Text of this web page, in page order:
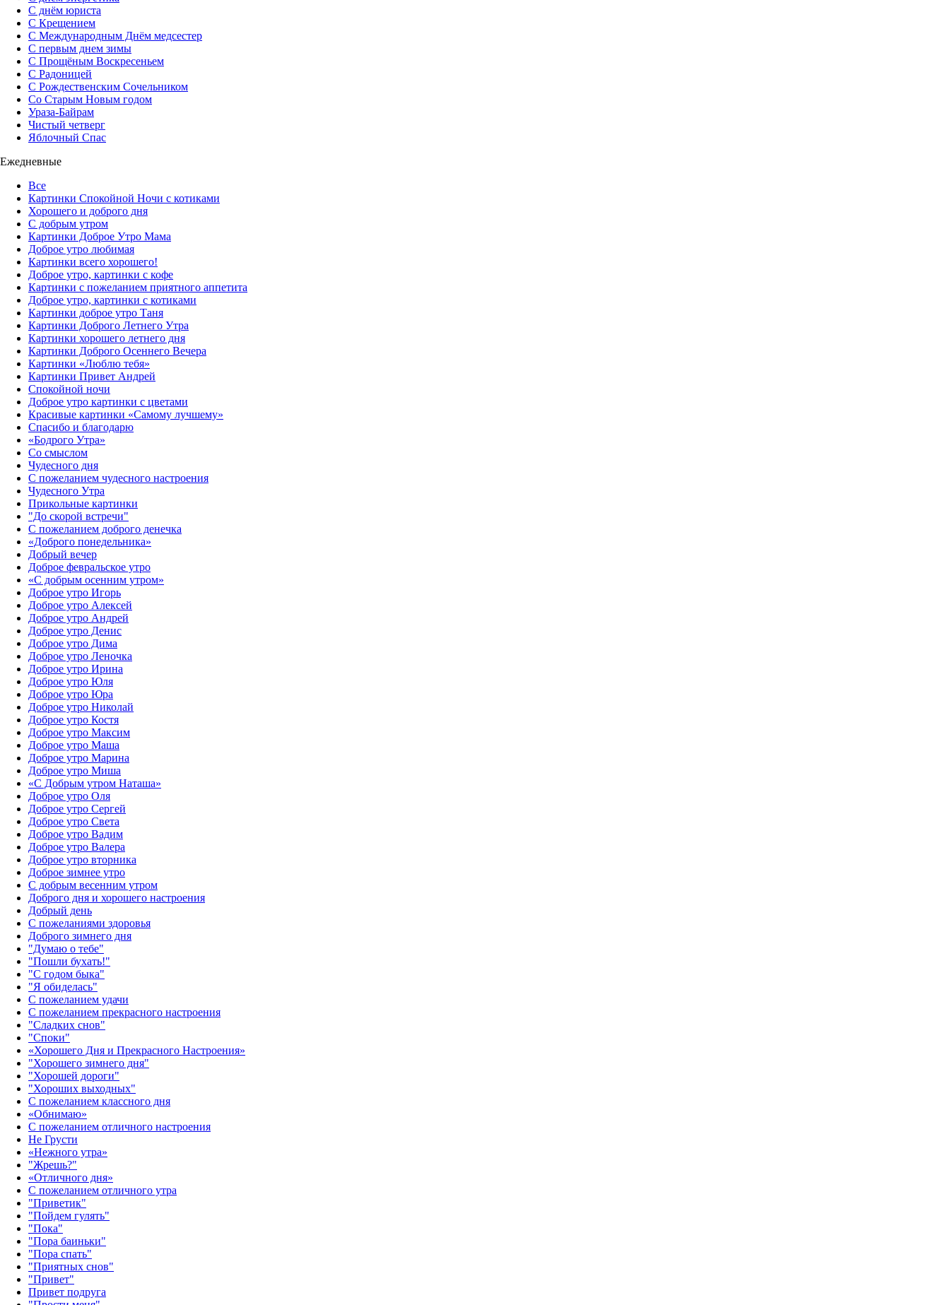
С днём юриста
С Крещением
С Международным Днём медсестер
С первым днем зимы
С Прощёным Воскресеньем
С Радоницей
С Рождественским Сочельником
Со Старым Новым годом
Ураза-Байрам
Чистый четверг
Яблочный Спас
Ежедневные
Все
Картинки Спокойной Ночи с котиками
Хорошего и доброго дня
С добрым утром
Картинки Доброе Утро Мама
Доброе утро любимая
Картинки всего хорошего!
Доброе утро, картинки с кофе
Картинки с пожеланием приятного аппетита
Доброе утро, картинки с котиками
Картинки доброе утро Таня
Картинки Доброго Летнего Утра
Картинки хорошего летнего дня
Картинки Доброго Осеннего Вечера
Картинки «Люблю тебя»
Картинки Привет Андрей
Спокойной ночи
Доброе утро картинки с цветами
Красивые картинки «Самому лучшему»
Спасибо и благодарю
«‎Бодрого Утра»‎
Со смыслом
Чудесного дня
С пожеланием чудесного настроения
Чудесного Утра
Прикольные картинки
"До скорой встречи"
С пожеланием доброго денечка
«Доброго понедельника»‎
Добрый вечер
Доброе февральское утро
«С добрым осенним утром»‎
Доброе утро Игорь
Доброе утро Алексей
Доброе утро Андрей
Доброе утро Денис
Доброе утро Дима
Доброе утро Леночка
Доброе утро Ирина
Доброе утро Юля
Доброе утро Юра
Доброе утро Николай
Доброе утро Костя
Доброе утро Максим
Доброе утро Маша
Доброе утро Марина
Доброе утро Миша
«С Добрым утром Наташа»
Доброе утро Оля
Доброе утро Сергей
Доброе утро Света
Доброе утро Вадим
Доброе утро Валера
Доброе утро вторника
Доброе зимнее утро
С добрым весенним утром
Доброго дня и хорошего настроения
Добрый день
С пожеланиями здоровья
Доброго зимнего дня
"Думаю о тебе"
"Пошли бухать!"
"С годом быка"
"Я обиделась"
С пожеланием удачи
С пожеланием прекрасного настроения
"Сладких снов"
"Споки"
«Хорошего Дня и Прекрасного Настроения»
"Хорошего зимнего дня"
"Хорошей дороги"
"Хороших выходных"
С пожеланием классного дня
«Обнимаю»
С пожеланием отличного настроения
Не Грусти
«Нежного утра»‎
"Жрешь?"
«Отличного дня»‎
С пожеланием отличного утра
"Приветик"
"Пойдем гулять"
"Пока"
"Пора баиньки"
"Пора спать"
"Приятных снов"
"Привет"
Привет подруга